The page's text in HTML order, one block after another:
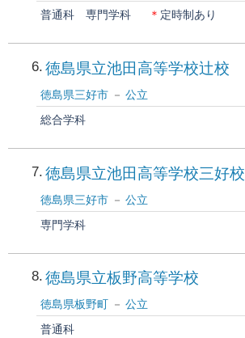
普通科
専門学科 ＊ 定時制あり
6 徳島県立池田高等学校辻校
徳島県三好市
公立
総合学科
7 徳島県立池田高等学校三好校
徳島県三好市
公立
専門学科
8 徳島県立板野高等学校
徳島県板野町
公立
普通科